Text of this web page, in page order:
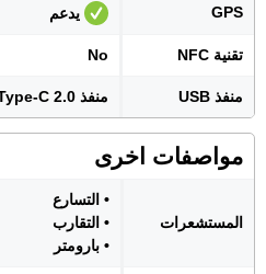
GPS يدعم
تقنية NFC No
منفذ USB منفذ USB Type-C 2.0
مواصفات اخرى
المستشعرات
• التسارع
• التقارب
• بارومتر